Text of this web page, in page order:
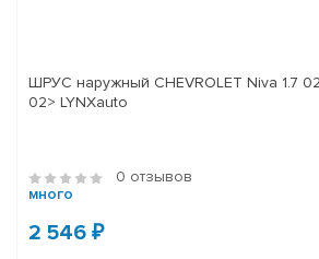
ШРУС наружный CHEVROLET Niva 1.7
02> LYNXauto
0 отзывов
много
2 546 ₽